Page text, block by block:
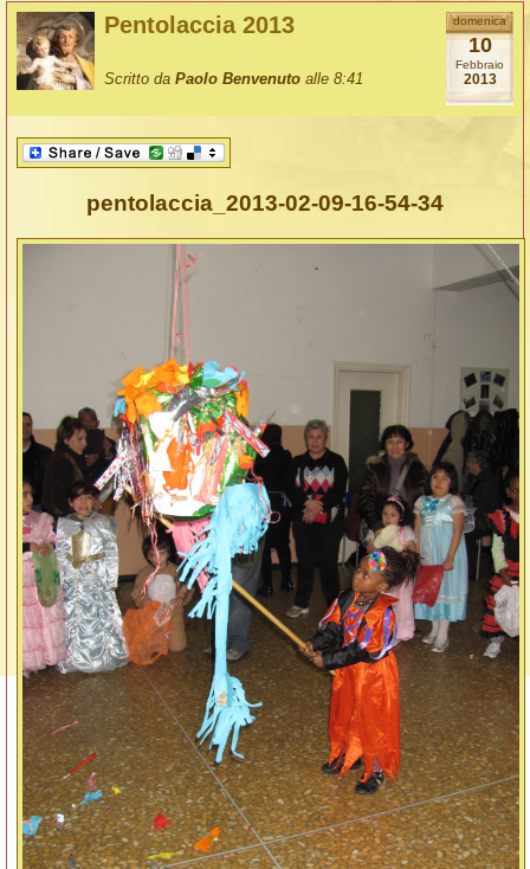
domenica
10
Febbraio
2013
Pentolaccia 2013
Scritto da Paolo Benvenuto alle 8:41
pentolaccia_2013-02-09-16-54-34